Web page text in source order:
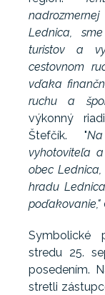
Lednica,
turistov a
cestovnom
vďaka
ruchu a
výkonný
Štefčík. "
vyhotoviteľa
obec
hradu
poďakovanie,"
Symbolické
stredu 25.
posedením.
stretli